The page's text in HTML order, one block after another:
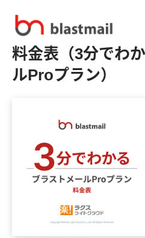
料金表（3分でわ
ルProプラン）